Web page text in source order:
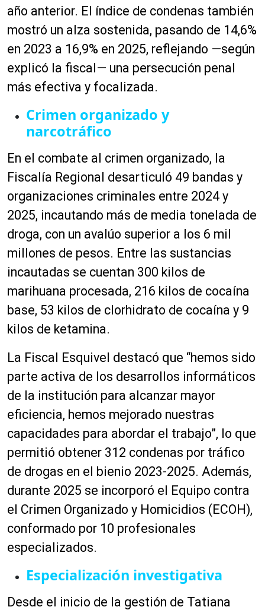
año anterior. El índice de condenas también
mostró un alza sostenida, pasando de 14,6%
en 2023 a 16,9% en 2025, reflejando —según
explicó la fiscal— una persecución penal
más efectiva y focalizada.
Crimen organizado y
narcotráfico
En el combate al crimen organizado, la
Fiscalía Regional desarticuló 49 bandas y
organizaciones criminales entre 2024 y
2025, incautando más de media tonelada de
droga, con un avalúo superior a los 6 mil
millones de pesos. Entre las sustancias
incautadas se cuentan 300 kilos de
marihuana procesada, 216 kilos de cocaína
base, 53 kilos de clorhidrato de cocaína y 9
kilos de ketamina.
La Fiscal Esquivel destacó que “hemos sido
parte activa de los desarrollos informáticos
de la institución para alcanzar mayor
eficiencia, hemos mejorado nuestras
capacidades para abordar el trabajo”, lo que
permitió obtener 312 condenas por tráfico
de drogas en el bienio 2023-2025. Además,
durante 2025 se incorporó el Equipo contra
el Crimen Organizado y Homicidios (ECOH),
conformado por 10 profesionales
especializados.
Especialización investigativa
Desde el inicio de la gestión de Tatiana